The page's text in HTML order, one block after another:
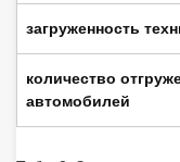
загруженность
количество
автомобилей